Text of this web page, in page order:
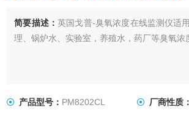
简要描述：英国戈普-臭氧浓度在线监测仪适
理、锅炉水、实验室，养殖水，药厂等臭氧浓
产品型号： PM8202CL 厂商性质：